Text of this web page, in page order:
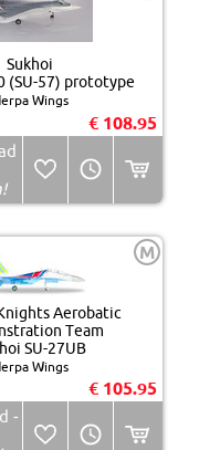
Sukhoi
(SU-57) prototype
Wings
€ 108.95
M
Aerobatic
Team
SU-27UB
Wings
€ 105.95
-